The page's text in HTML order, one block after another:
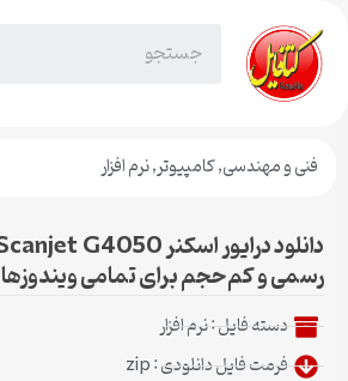
فنی و مهندسی,کامپیوتر,نرم افزار
رسمی و کم‌حجم برای تمامی ویندوزها
دسته فایل :نرم افزار
فرمت فایل دانلودی : zip